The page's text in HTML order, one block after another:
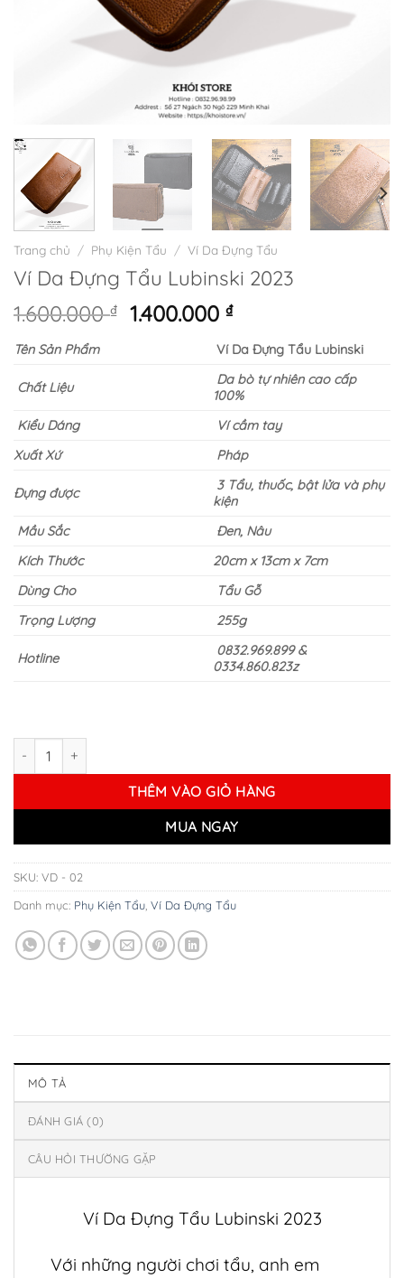
Trang chủ / Phụ Kiện Tẩu / Ví Da Đựng Tẩu
Ví Da Đựng Tẩu Lubinski 2023
1.600.000₫
Giá
1.600.000 ₫.
1.400.000₫Giá
tại
là:
1.400.000 ₫.
Tên Sản Phẩm Ví Da Đựng Tẩu Lubinski
Chất Liệu
Da bò tự nhiên cao cấp
100%
Kiểu Dáng
Ví cầm tay
Xuất Xứ
Pháp
Đựng được
3 Tẩu, thuốc, bật lửa và phụ
kiện
Mầu Sắc
Đen, Nâu
Kích Thước
20cm x 13cm x 7cm
Dùng Cho
Tẩu Gỗ
Trọng Lượng
255g
Hotline
0832.969.899 &
0334.860.823z
THÊM VÀO GIỎ HÀNG
MUA NGAY
SKU: VD - 02
Danh mục: Phụ Kiện Tẩu, Ví Da Đựng Tẩu
MÔ TẢ
ĐÁNH GIÁ (0)
CÂU HỎI THƯỜNG GẶP
Ví Da Đựng Tẩu Lubinski 2023
Với những người chơi tẩu, anh em